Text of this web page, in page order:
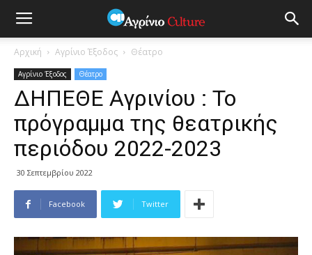
Αρχική Αγρίνιο Έξοδος Θέατρο
Αγρίνιο Έξοδος Θέατρο
ΔΗΠΕΘΕ Αγρινίου : Το
πρόγραμμα της θεατρικής
περιόδου 2022-2023
30 Σεπτεμβρίου 2022
Facebook Twitter